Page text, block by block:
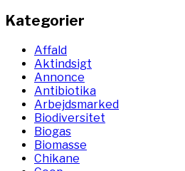
Kategorier
Affald
Aktindsigt
Annonce
Antibiotika
Arbejdsmarked
Biodiversitet
Biogas
Biomasse
Chikane